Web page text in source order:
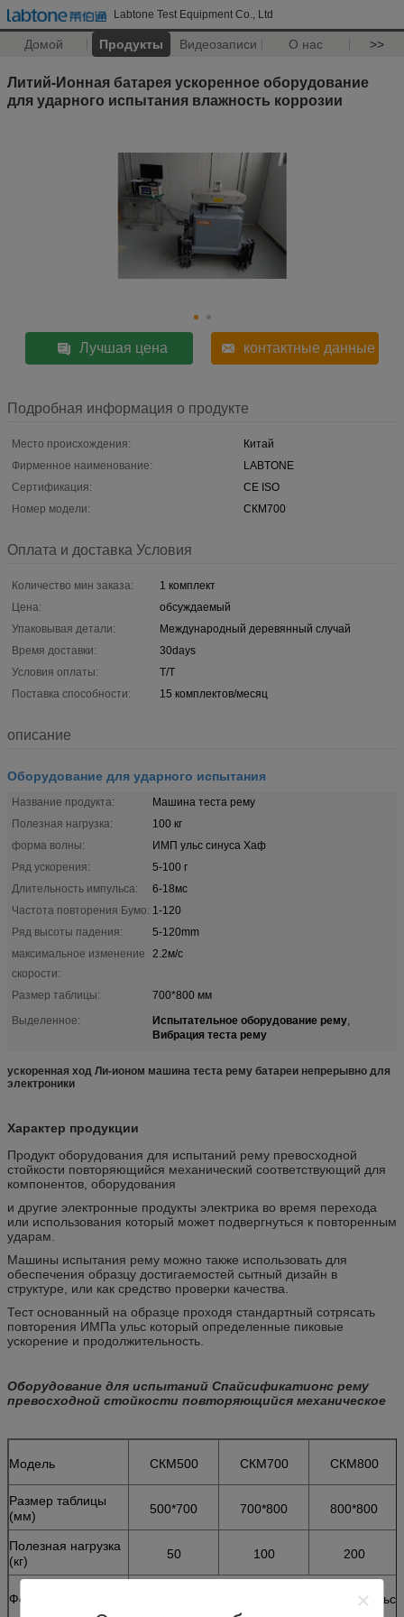
Labtone Test Equipment Co., Ltd
Домой Продукты Видеозаписи О нас >>
Литий-Ионная батарея ускоренное оборудование
для ударного испытания влажность коррозии
Лучшая цена контактные данные
Подробная информация о продукте
Место происхождения:
Китай
Фирменное наименование:
LABTONE
Сертификация:
CE ISO
Номер модели:
СКМ700
Оплата и доставка Условия
Количество мин заказа:
1 комплект
Цена:
обсуждаемый
Упаковывая детали:
Международный деревянный случай
Время доставки:
30days
Условия оплаты:
T/T
Поставка способности:
15 комплектов/месяц
описание
Оборудование для ударного испытания
Название продукта:
Машина теста рему
Полезная нагрузка:
100 кг
форма волны:
ИМП ульс синуса Хаф
Ряд ускорения:
5-100 г
Длительность импульса:
6-18мс
Частота повторения Бумо: 1-120
Ряд высоты падения:
5-120mm
максимальное изменение
скорости:
2.2м/с
Размер таблицы:
700*800 мм
Выделенное:
Испытательное оборудование рему,
Вибрация теста рему
ускоренная ход Ли-ионом машина теста рему батареи непрерывно для
электроники
Характер продукции
Продукт оборудования для испытаний рему превосходной
стойкости повторяющийся механический соответствующий для
компонентов, оборудования
и другие электронные продукты электрика во время перехода
или использования который может подвергнуться к повторенным
ударам.
Машины испытания рему можно также использовать для
обеспечения образцу достигаемостей сытный дизайн в
структуре, или как средство проверки качества.
Тест основанный на образце проходя стандартный сотрясать
повторения ИМПа ульс который определенные пиковые
ускорение и продолжительность.
Оборудование для испытаний Спайсификатионс рему
превосходной стойкости повторяющийся механическое
Модель СКМ500 СКМ700 СКМ800
Размер таблицы
(мм)
500*700 700*800 800*800
Полезная нагрузка
(кг)
50 100 200
Форма волны Половинный ИМП ульс